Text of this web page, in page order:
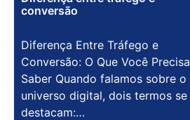
conversão
Diferença Entre Tráfego e
Conversão: O Que Você Precisa
Saber Quando falamos sobre o
universo digital, dois termos se
destacam:…